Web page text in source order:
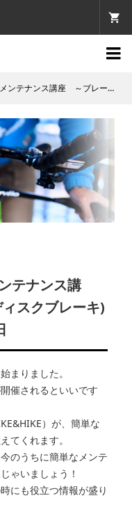

ーキパッド(ディスクブレーキ)の寿命と交換～ 7月11日
テナンス講
スクブレーキ)
まりました。
催されるといいです
）が、簡単な
てくれます。
のうちに簡単なメンテ
ゃいましょう！
にも役立つ情報が盛り